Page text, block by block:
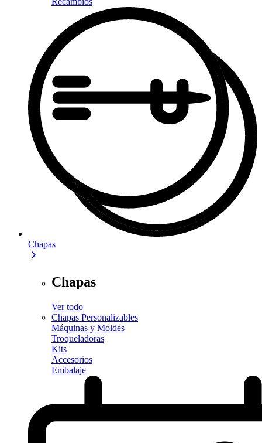
Chapas
Chapas
Ver todo
Chapas Personalizables
Máquinas y Moldes
Troqueladoras
Kits
Accesorios
Embalaje